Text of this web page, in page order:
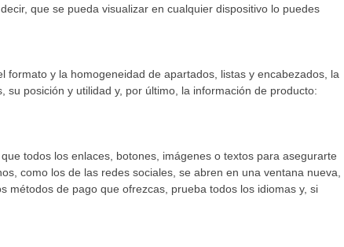
que se pueda visualizar en cualquier dispositivo lo puedes
y la homogeneidad de apartados, listas y encabezados, la
posición y utilidad y, por último, la información de producto:
todos los enlaces, botones, imágenes o textos para asegurarte
como los de las redes sociales, se abren en una ventana nueva,
métodos de pago que ofrezcas, prueba todos los idiomas y, si